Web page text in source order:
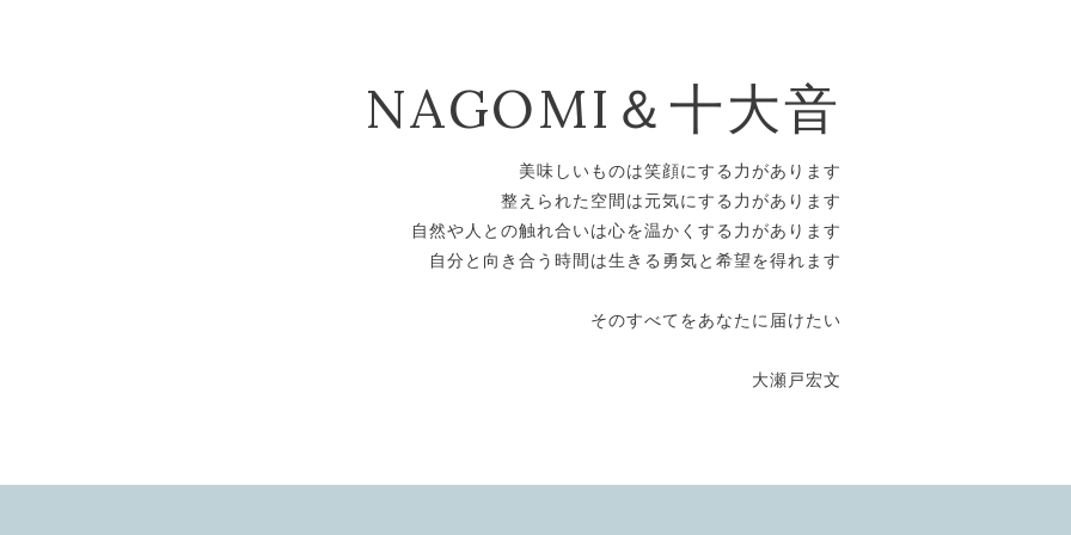
NAGOMI＆十大音
美味しいものは笑顔にする力があります
整えられた空間は元気にする力があります
自然や人との触れ合いは心を温かくする力があります
自分と向き合う時間は生きる勇気と希望を得れます
そのすべてをあなたに届けたい
大瀬戸宏文